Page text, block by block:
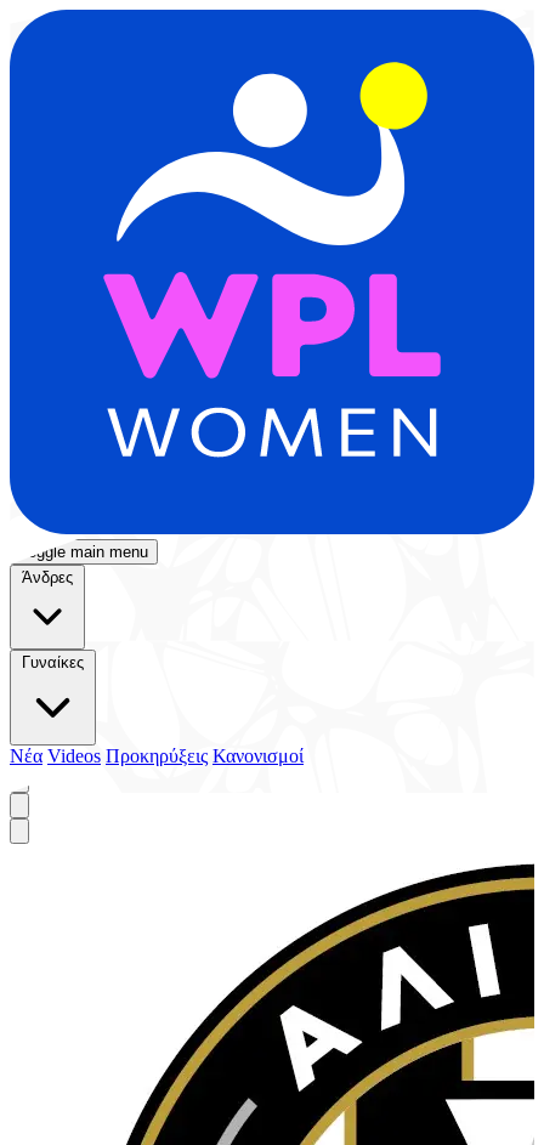
Toggle main menu
Άνδρες
Γυναίκες
Νέα Videos Προκηρύξεις Κανονισμοί